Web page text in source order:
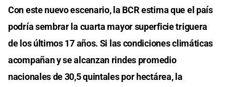
Con este nuevo escenario, la BCR estima que el país
podría sembrar la cuarta mayor superficie triguera
de los últimos 17 años. Si las condiciones climáticas
acompañan y se alcanzan rindes promedio
nacionales de 30,5 quintales por hectárea, la